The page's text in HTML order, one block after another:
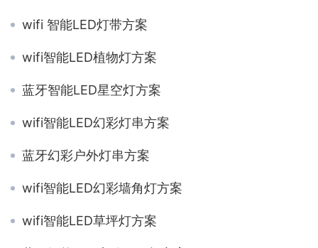
wifi 智能LED灯带方案
wifi智能LED植物灯方案
蓝牙智能LED星空灯方案
wifi智能LED幻彩灯串方案
蓝牙幻彩户外灯串方案
wifi智能LED幻彩墙角灯方案
wifi智能LED草坪灯方案